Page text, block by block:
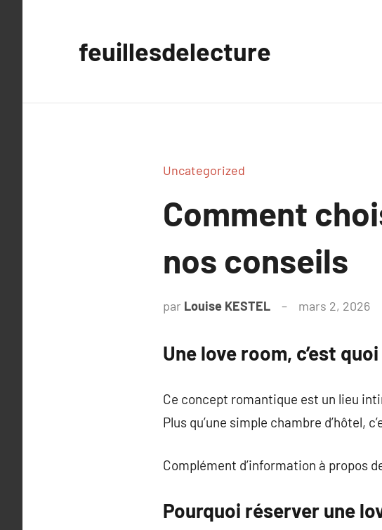
feuillesdelecture
Uncategorized
Comment
nos conseils
par Louise KESTEL mars 2, 2026
Une love room, c’est
Ce concept romantique est un lieu
Plus qu’une simple chambre d’hôtel,
Complément d’information à propos
Pourquoi réserver une